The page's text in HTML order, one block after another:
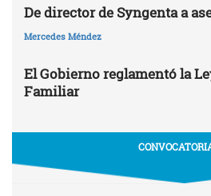
De director de Syngenta a
Mercedes Méndez
El Gobierno reglamentó la
Familiar